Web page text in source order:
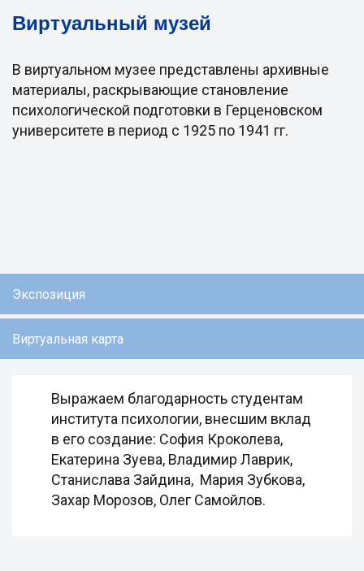
Виртуальный музей
В виртуальном музее представлены архивные
материалы, раскрывающие становление
психологической подготовки в Герценовском
университете в период с 1925 по 1941 гг.
Экспозиция
Виртуальная карта
Выражаем благодарность студентам
института психологии, внесшим вклад
в его создание: София Кроколева,
Екатерина Зуева, Владимир Лаврик,
Станислава Зайдина, Мария Зубкова,
Захар Морозов, Олег Самойлов.